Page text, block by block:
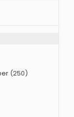
(250)